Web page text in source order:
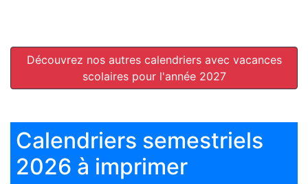
Découvrez nos autres calendriers avec vacances
scolaires pour l'année 2027
Calendriers semestriels
2026 à imprimer